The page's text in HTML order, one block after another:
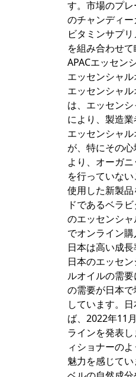
す。市場のプ
のチャンディ
ビタミンサプ
を組み合わせ
APACエッセン
エッセンシャ
エッセンシャ
は、エッセン
により、製造
エッセンシャ
が、特にその
より、オーガ
を行っていな
使用した新製
ドであるベラ
のエッセンシ
でオンライン購
日本は高い成長
日本のエッセ
ルオイルの需
の需要が日本
しています。
ば、2022年11
ラインを発表
ィショナーの
魅力を感じて